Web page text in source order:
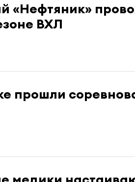
«Нефтяник»
ВХЛ
прошли